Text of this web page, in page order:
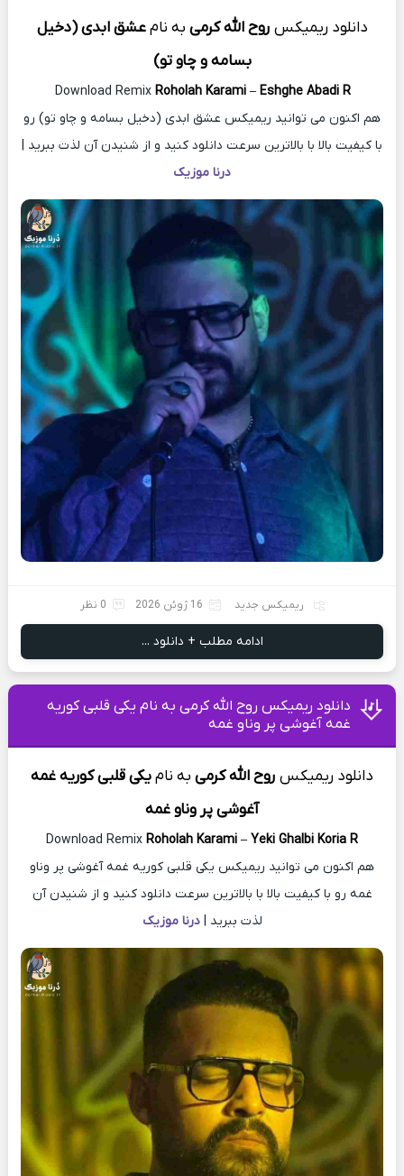
دانلود ریمیکس روح الله کرمی به نام عشق ابدی (دخیل
بسامه و چاو تو)
Download Remix Roholah Karami– Eshghe Abadi R
هم اکنون می توانید ریمیکس عشق ابدی (دخیل بسامه و چاو تو) رو
با کیفیت بالا با بالاترین سرعت دانلود کنید و از شنیدن آن لذت ببرید |
درنا موزیک
ریمیکس جدید 16 ژوئن 2026 0 نظر
ادامه مطلب + دانلود ...
دانلود ریمیکس روح الله کرمی به نام یکی قلبی کوریه
غمه آغوشی پر وناو غمه
دانلود ریمیکس روح الله کرمی به نامیکی قلبی کوریه غمه
آغوشی پر وناو غمه
Download Remix Roholah Karami – Yeki Ghalbi Koria R
هم اکنون می توانید ریمیکس یکی قلبی کوریه غمه آغوشی پر وناو
غمه رو با کیفیت بالا با بالاترین سرعت دانلود کنید و از شنیدن آن
لذت ببرید |درنا موزیک